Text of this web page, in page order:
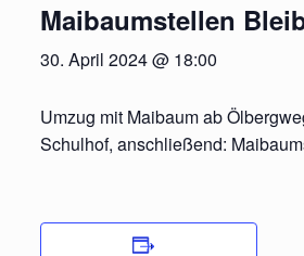
Maibaumstellen
30. April 2024 @ 18:00
Umzug mit Maibaum ab
Schulhof, anschließend: